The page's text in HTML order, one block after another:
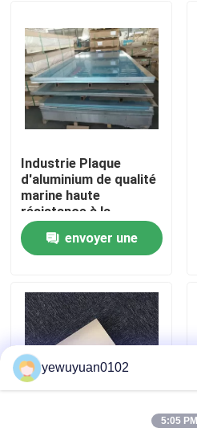
Vidéos
VR Show
Au sujet de nous
Visite d'usine
Contactez-nous
Nouvelles
Industrie Plaque
d'aluminium de qualité
marine haute
résistance à la
traction 5182 Plaque
d'aluminiumenvoyer une
yewuyuan0102
5:05 PM